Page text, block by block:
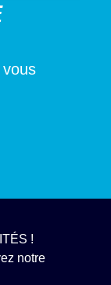
!
notre